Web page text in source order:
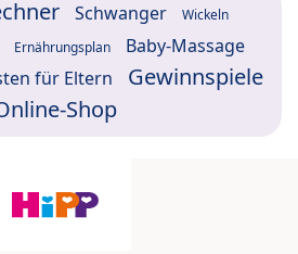
Schwanger Wickeln
Ernährungsplan Baby-Massage
für Eltern
Gewinnspiele
Shop